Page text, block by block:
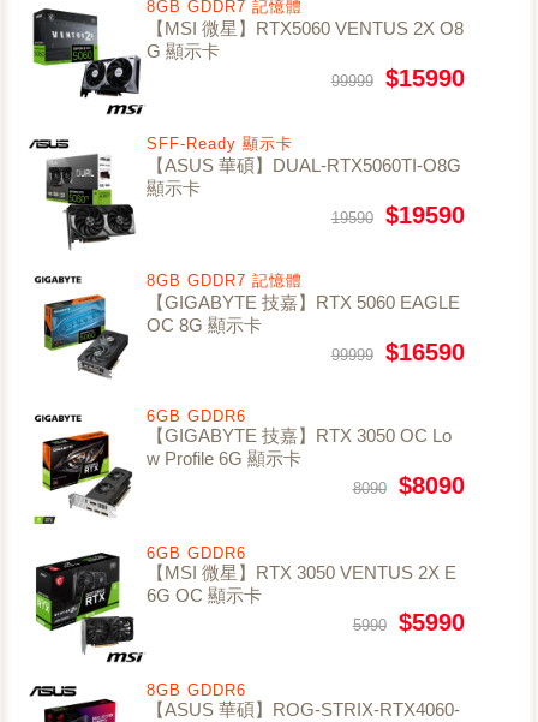
8GB GDDR7 記憶體
【MSI 微星】RTX5060 VENTUS 2X O8
G 顯示卡
99999 $15990
SFF-Ready 顯示卡
【ASUS 華碩】DUAL-RTX5060TI-O8G
顯示卡
19590 $19590
8GB GDDR7 記憶體
【GIGABYTE 技嘉】RTX 5060 EAGLE
OC 8G 顯示卡
99999 $16590
6GB GDDR6
【GIGABYTE 技嘉】RTX 3050 OC Lo
w Profile 6G 顯示卡
8090 $8090
6GB GDDR6
【MSI 微星】RTX 3050 VENTUS 2X E
6G OC 顯示卡
5990 $5990
8GB GDDR6
【ASUS 華碩】ROG-STRIX-RTX4060-